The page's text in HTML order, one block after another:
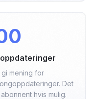
mening for
Det
hvis mulig.